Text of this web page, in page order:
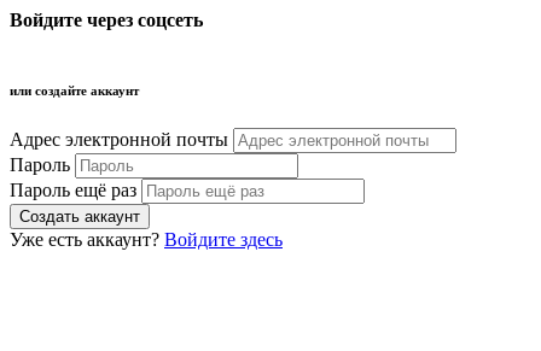
Войдите через соцсеть
или создайте аккаунт
Адрес электронной почты
Пароль
Пароль ещё раз
Уже есть аккаунт? Войдите здесь